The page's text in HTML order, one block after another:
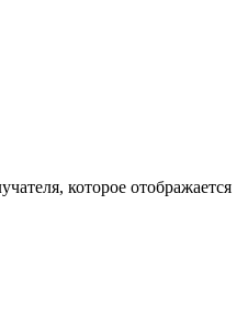
которое отображается